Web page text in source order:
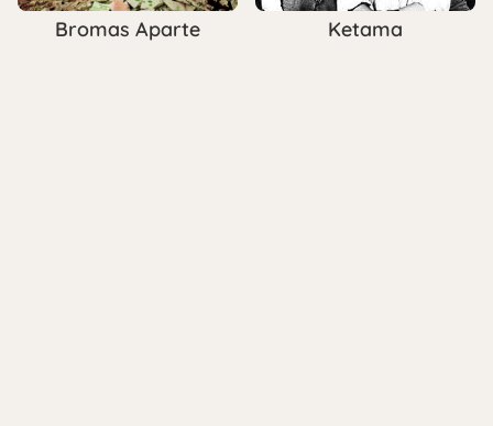
Bromas Aparte Ketama